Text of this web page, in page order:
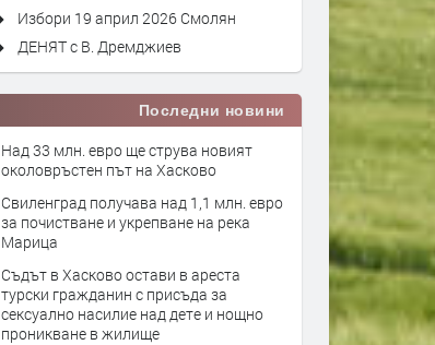
Избори 19 април 2026 Смолян
ДЕНЯТ с В. Дремджиев
Последни новини
Над 33 млн. евро ще струва новият
околовръстен път на Хасково
Свиленград получава над 1,1 млн. евро
за почистване и укрепване на река
Марица
Съдът в Хасково остави в ареста
турски гражданин с присъда за
сексуално насилие над дете и нощно
проникване в жилище